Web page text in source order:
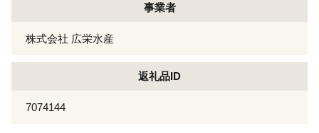
事業者
株式会社 広栄水産
返礼品ID
7074144